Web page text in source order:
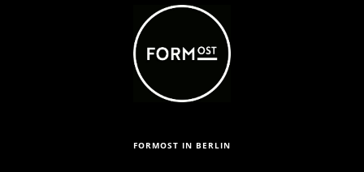
FORMOST IN BERLIN